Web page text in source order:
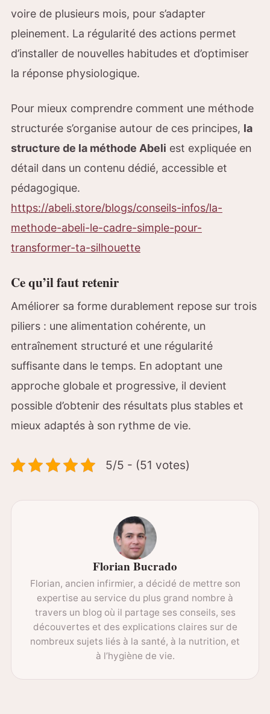
voire de plusieurs mois, pour s’adapter
pleinement. La régularité des actions permet
d’installer de nouvelles habitudes et d’optimiser
la réponse physiologique.
Pour mieux comprendre comment une méthode
structurée s’organise autour de ces principes, la
structure de la méthode Abeli est expliquée en
détail dans un contenu dédié, accessible et
pédagogique.
https://abeli.store/blogs/conseils-infos/la-
methode-abeli-le-cadre-simple-pour-
transformer-ta-silhouette
Ce qu’il faut retenir
Améliorer sa forme durablement repose sur trois
piliers : une alimentation cohérente, un
entraînement structuré et une régularité
suffisante dans le temps. En adoptant une
approche globale et progressive, il devient
possible d’obtenir des résultats plus stables et
mieux adaptés à son rythme de vie.
5/5 - (51 votes)
Florian Bucrado
Florian, ancien infirmier, a décidé de mettre son
expertise au service du plus grand nombre à
travers un blog où il partage ses conseils, ses
découvertes et des explications claires sur de
nombreux sujets liés à la santé, à la nutrition, et
à l’hygiène de vie.